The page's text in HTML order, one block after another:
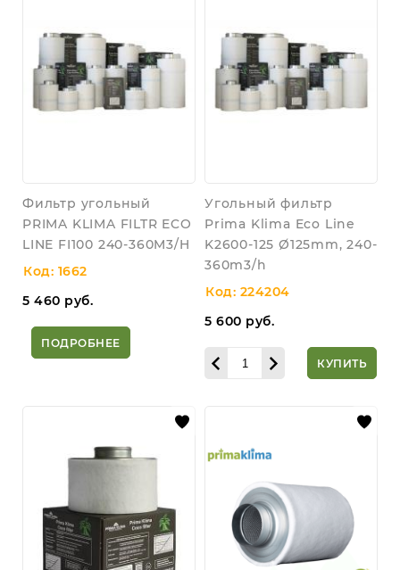
Фильтр угольный
PRIMA KLIMA FILTR ECO
LINE FI100 240-360M3/H
Код: 1662
5 460 руб.
ПОДРОБНЕЕ
Угольный фильтр
Prima Klima Eco Line
K2600-125 Ø125mm, 240-
360m3/h
Код: 224204
5 600 руб.
КУПИТЬ